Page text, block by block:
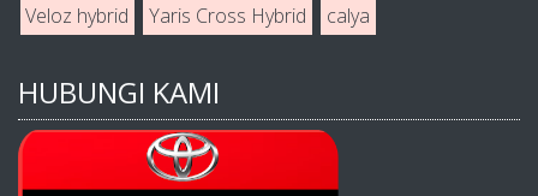
Veloz hybrid
Yaris Cross Hybrid calya
HUBUNGI KAMI